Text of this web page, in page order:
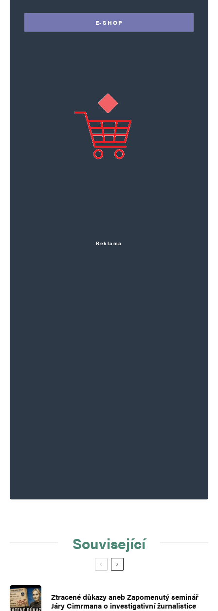
E-SHOP
Reklama
Související
Ztracené důkazy aneb Zapomenutý seminář
Járy Cimrmana o investigativní žurnalistice